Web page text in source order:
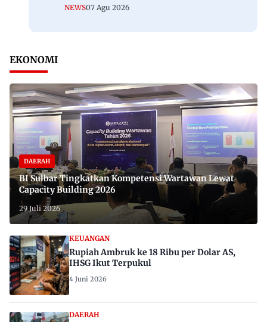
NEWS07 Agu 2026
EKONOMI
DAERAH
BI Sulbar Tingkatkan Kompetensi Wartawan Lewat
Capacity Building 2026
29 Juli 2026
KEUANGAN
Rupiah Ambruk ke 18 Ribu per Dolar AS,
IHSG Ikut Terpukul
4 Juni 2026
DAERAH